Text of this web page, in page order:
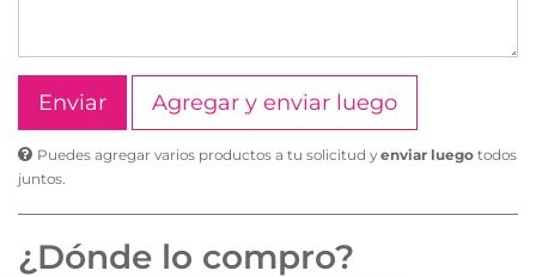
Agregar y enviar luego
Puedes agregar varios productos a tu solicitud y enviar luego todos
juntos.
¿Dónde lo compro?